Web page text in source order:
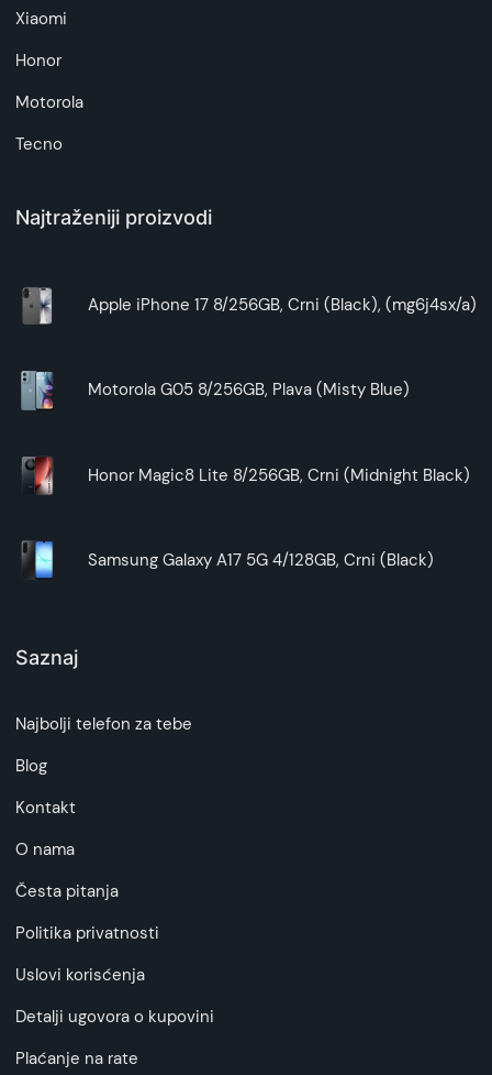
Xiaomi
Honor
Motorola
Tecno
Najtraženiji proizvodi
Apple iPhone 17 8/256GB, Crni (Black), (mg6j4sx/a)
Motorola G05 8/256GB, Plava (Misty Blue)
Honor Magic8 Lite 8/256GB, Crni (Midnight Black)
Samsung Galaxy A17 5G 4/128GB, Crni (Black)
Saznaj
Najbolji telefon za tebe
Blog
Kontakt
O nama
Česta pitanja
Politika privatnosti
Uslovi korisćenja
Detalji ugovora o kupovini
Plaćanje na rate